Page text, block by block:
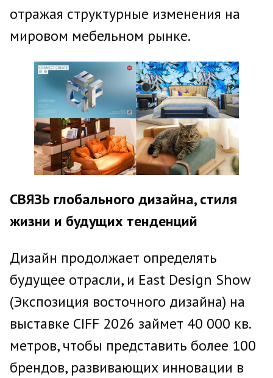
отражая структурные изменения на
мировом мебельном рынке.
СВЯЗЬ глобального дизайна, стиля
жизни и будущих тенденций
Дизайн продолжает определять
будущее отрасли, и East Design Show
(Экспозиция восточного дизайна) на
выставке CIFF 2026 займет 40 000 кв.
метров, чтобы представить более 100
брендов, развивающих инновации в